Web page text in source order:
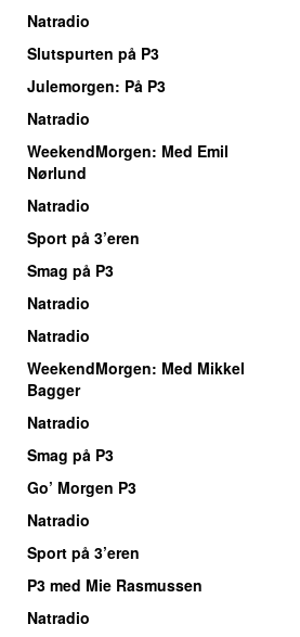
Natradio
Slutspurten på P3
Julemorgen: På P3
Natradio
WeekendMorgen: Med Emil
Nørlund
Natradio
Sport på 3’eren
Smag på P3
Natradio
Natradio
WeekendMorgen: Med Mikkel
Bagger
Natradio
Smag på P3
Go’ Morgen P3
Natradio
Sport på 3’eren
P3 med Mie Rasmussen
Natradio